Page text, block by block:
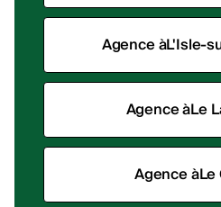
Agence àL'Isle-
Agence àLe
Agence àLe